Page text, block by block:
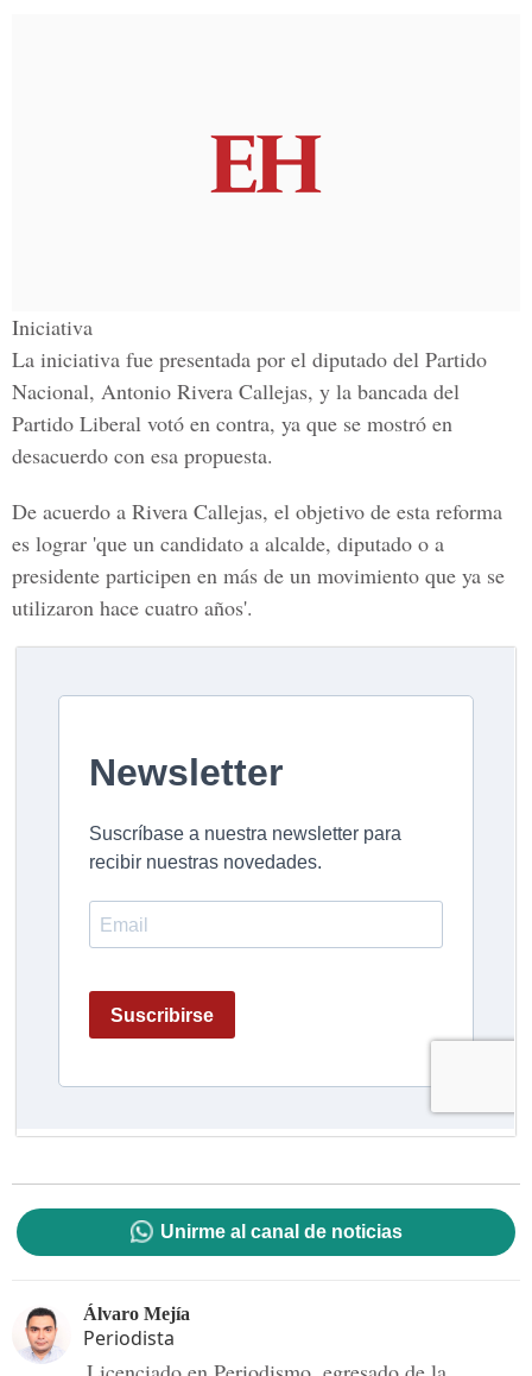
Iniciativa
La iniciativa fue presentada por el diputado del Partido
Nacional, Antonio Rivera Callejas, y la bancada del
Partido Liberal votó en contra, ya que se mostró en
desacuerdo con esa propuesta.
De acuerdo a Rivera Callejas, el objetivo de esta reforma
es lograr 'que un candidato a alcalde, diputado o a
presidente participen en más de un movimiento que ya se
utilizaron hace cuatro años'.
Unirme al canal de noticias
Álvaro Mejía
Periodista